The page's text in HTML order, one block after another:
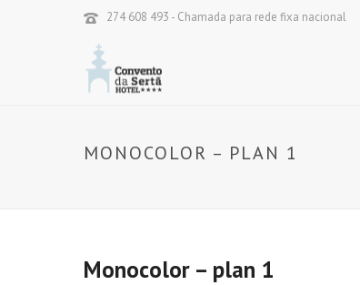
274 608 493 - Chamada para rede fixa nacional
MONOCOLOR – PLAN 1
Monocolor – plan 1